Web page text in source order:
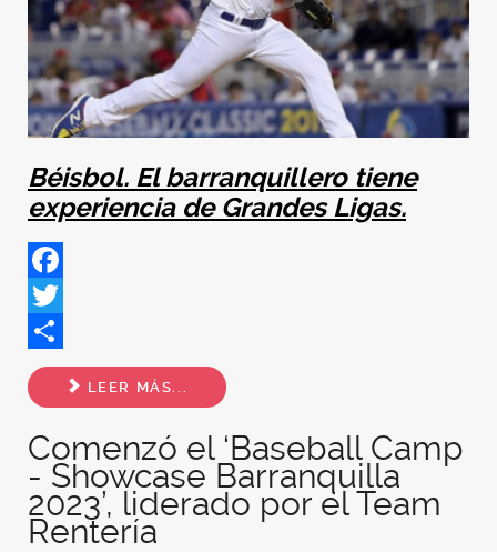
Béisbol. El barranquillero tiene
experiencia de Grandes Ligas.
Facebook
Twitter
Share
LEER MÁS...
Comenzó el ‘Baseball Camp
- Showcase Barranquilla
2023’, liderado por el Team
Rentería